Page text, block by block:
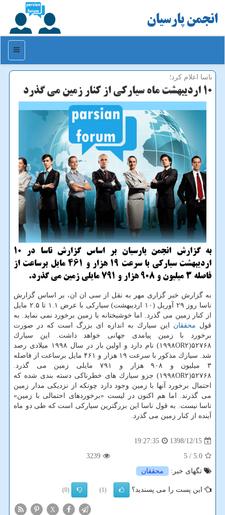
انجمن پارسیان
منو
ناسا اعلام كرد؛
۱۰ اردیبهشت ماه سیاركی از كنار زمین می گذرد
به گزارش انجمن پارسیان بر اساس گزارش ناسا در ۱۰
اردیبهشت سیاركی با سرعت ۱۹ هزار و ۴۶۱ مایل برساعت از
فاصله ۳ میلیون و ۹۰۸ هزار و ۷۹۱ مایلی زمین می گذرد.
به گزارش خبر گزاری مهر به نقل از سی ان ان، بر اساس گزارش
ناسا روز ۲۹ آوریل (۱۰ اردیبهشت) سیاركی با عرض ۱.۱ تا ۲.۵ مایل
از كنار زمین می گذرد. اما خوشبختانه با زمین برخورد نمی نماید. به
قول محققان این سیارك به اندازه ای بزرگ است كه در صورت
برخورد با زمین پیامدی جهانی خواهد داشت. این سیارك
۵۲۷۶۸(۱۹۹۸OR۲) نام دارد و اولین بار در سال ۱۹۹۸ میلادی رصد
شد. سیارك مذكور با سرعت ۱۹ هزار و ۴۶۱ مایل برساعت از فاصله
۳ میلیون و ۹۰۸ هزار و ۷۹۱ مایلی زمین می گذرد.
۵۲۷۶۸(۱۹۹۸OR۲) جزو سیارك های خطرناكی دسته بندی شده كه
احتمال برخورد آنها با زمین وجود دارد چونكه از نزدیكی مدار زمین
می گذرند. اما هم اكنون در لیست «برخوردهای احتمالی با زمین»
ناسا نیست. به قول ناسا این بزرگترین سیاركی است كه طی دو ماه
آینده از كنار زمین می گذرد.
1398/12/15
19:27:35
5.0
/ 5
3239
تگهای خبر:
محققان
این پست را می پسندید؟ (1)
(0)
X